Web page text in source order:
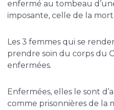
enfermé au tombeau
imposante, celle de la mort.
Les 3 femmes qui se
prendre soin du corps du
enfermées.
Enfermées, elles le sont
comme prisonnières de la